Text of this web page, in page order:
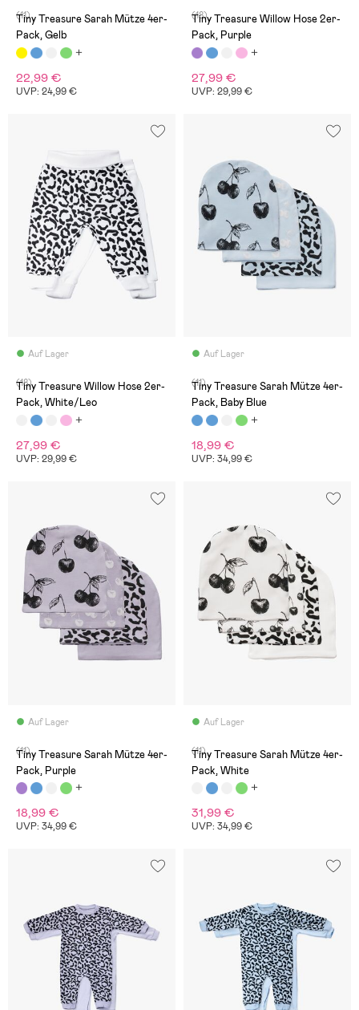
(11)
Tiny Treasure Sarah Mütze 4er-
Pack, Gelb
22,99 €
UVP: 24,99 €
(18)
Tiny Treasure Willow Hose 2er-
Pack, Purple
27,99 €
UVP: 29,99 €
Auf Lager
(18)
Tiny Treasure Willow Hose 2er-
Pack, White/Leo
27,99 €
UVP: 29,99 €
Auf Lager
(11)
Tiny Treasure Sarah Mütze 4er-
Pack, Baby Blue
18,99 €
UVP: 34,99 €
Auf Lager
(11)
Tiny Treasure Sarah Mütze 4er-
Pack, Purple
18,99 €
UVP: 34,99 €
Auf Lager
(11)
Tiny Treasure Sarah Mütze 4er-
Pack, White
31,99 €
UVP: 34,99 €